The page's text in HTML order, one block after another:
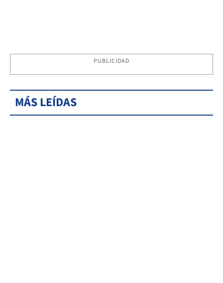
PUBLICIDAD
MÁS LEÍDAS